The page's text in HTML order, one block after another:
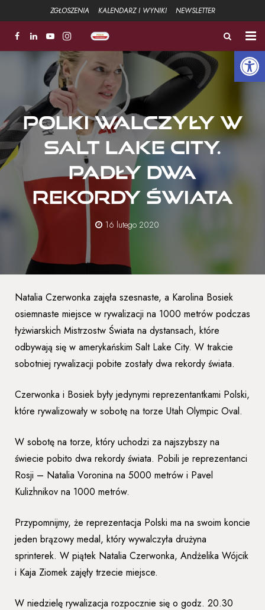
ZGŁOSZENIA KALENDARZ I WYNIKI NEWSLETTER
ZŁOTA ŁYŻWA
FUNDACJA
Aktualności
Strefa sportowa +
Strefa Związku +
Strefa szkoleniowa +
Galeria
Kontakt
Polki walczyły w
Salt Lake City.
Padły dwa
rekordy świata
16 lutego 2020
Natalia Czerwonka zajęła szesnaste, a Karolina Bosiek
osiemnaste miejsce w rywalizacji na 1000 metrów podczas
łyżwiarskich Mistrzostw Świata na dystansach, które
odbywają się w amerykańskim Salt Lake City. W trakcie
sobotniej rywalizacji pobite zostały dwa rekordy świata.
Czerwonka i Bosiek były jedynymi reprezentantkami Polski,
które rywalizowały w sobotę na torze Utah Olympic Oval.
W sobotę na torze, który uchodzi za najszybszy na
świecie pobito dwa rekordy świata. Pobili je reprezentanci
Rosji – Natalia Voronina na 5000 metrów i Pavel
Kulizhnikov na 1000 metrów.
Przypomnijmy, że reprezentacja Polski ma na swoim koncie
jeden brązowy medal, który wywalczyła drużyna
sprinterek. W piątek Natalia Czerwonka, Andżelika Wójcik
i Kaja Ziomek zajęły trzecie miejsce.
W niedzielę rywalizacja rozpocznie się o godz. 20.30